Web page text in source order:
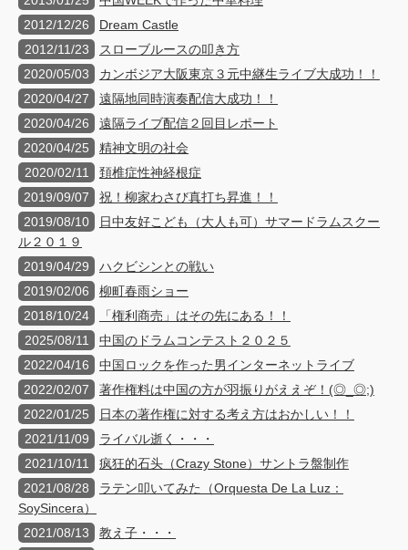
2012/12/26
Dream Castle
2012/11/23
スローブルースの叩き方
2020/05/03
カンボジア大阪東京３元中継生ライブ大成功！！
2020/04/27
遠隔地同時演奏配信大成功！！
2020/04/26
遠隔ライブ配信２回目レポート
2020/04/25
精神文明の社会
2020/02/11
頚椎症性神経根症
2019/09/07
祝！柳家わさび真打ち昇進！！
2019/08/10
日中友好こども（大人も可）サマードラムスクー
ル２０１９
2019/04/29
ハクビシンとの戦い
2019/02/06
柳町春雨ショー
2018/10/24
「権利商売」はその先にある！！
2025/08/11
中国のドラムコンテスト２０２５
2022/04/16
中国ロックを作った男インターネットライブ
2022/02/07
著作権料は中国の方が羽振りがええぞ！(◎_◎;)
2022/01/25
日本の著作権に対する考え方はおかしい！！
2021/11/09
ライバル逝く・・・
2021/10/11
疯狂的石头（Crazy Stone）サントラ盤制作
2021/08/28
ラテン叩いてみた（Orquesta De La Luz：
SoySincera）
2021/08/13
教え子・・・